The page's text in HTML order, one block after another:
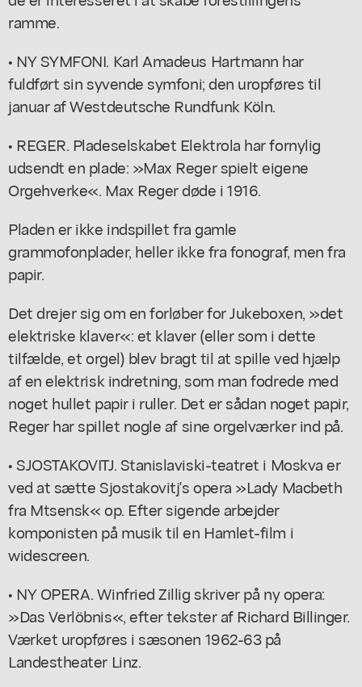
ramme.
• NY SYMFONI. Karl Amadeus Hartmann har
fuldført sin syvende symfoni; den uropføres til
januar af Westdeutsche Rundfunk Köln.
• REGER. Pladeselskabet Elektrola har fornylig
udsendt en plade: »Max Reger spielt eigene
Orgehverke«. Max Reger døde i 1916.
Pladen er ikke indspillet fra gamle
grammofonplader, heller ikke fra fonograf, men fra
papir.
Det drejer sig om en forløber for Jukeboxen, »det
elektriske klaver«: et klaver (eller som i dette
tilfælde, et orgel) blev bragt til at spille ved hjælp
af en elektrisk indretning, som man fodrede med
noget hullet papir i ruller. Det er sådan noget papir,
Reger har spillet nogle af sine orgelværker ind på.
• SJOSTAKOVITJ. Stanislaviski-teatret i Moskva er
ved at sætte Sjostakovitj's opera »Lady Macbeth
fra Mtsensk« op. Efter sigende arbejder
komponisten på musik til en Hamlet-film i
widescreen.
• NY OPERA. Winfried Zillig skriver på ny opera:
»Das Verlöbnis«, efter tekster af Richard Billinger.
Værket uropføres i sæsonen 1962-63 på
Landestheater Linz.